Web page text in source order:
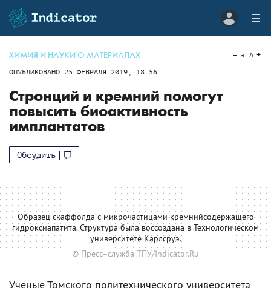
ХИМИЯ И НАУКИ О МАТЕРИАЛАХ
ОПУБЛИКОВАНО 25 ФЕВРАЛЯ 2019, 18:56
a A
Стронций и кремний помогут
повысить биоактивность
имплантатов
Обсудить
Образец скаффолда с микрочастицами кремнийсодержащего
гидроксиапатита. Структура была воссоздана в Технологическом
университете Карлсруэ.
© Пресс–служба ТПУ/Indicator.Ru
Ученые Томского политехнического университета